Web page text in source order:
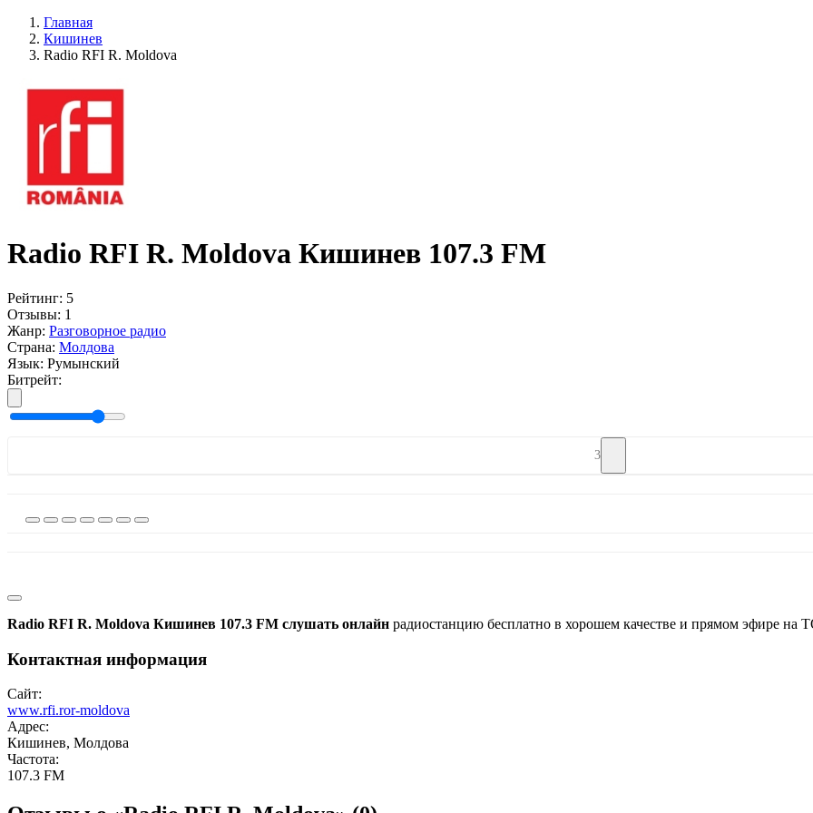
Главная
Кишинев
Radio RFI R. Moldova
Radio RFI R. Moldova Кишинев 107.3 FM
Рейтинг: 5
Отзывы: 1
Жанр: Разговорное радио
Страна: Молдова
Язык: Румынский
Битрейт:
3
Radio RFI R. Moldova Кишинев 107.3 FM слушать онлайн радиостанцию бесплатно в хорошем качестве и прямом эфире на
Контактная информация
Сайт:
www.rfi.ror-moldova
Адрес:
Кишинев, Молдова
Частота:
107.3 FM